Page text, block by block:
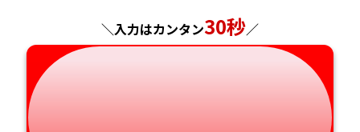
静岡県
和歌山県
徳島県
大分県
＼入力はカンタン30秒／